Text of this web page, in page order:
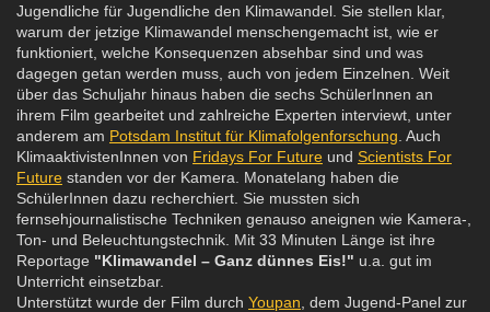
Jugendliche für Jugendliche den Klimawandel. Sie stellen klar,
warum der jetzige Klimawandel menschengemacht ist, wie er
funktioniert, welche Konsequenzen absehbar sind und was
dagegen getan werden muss, auch von jedem Einzelnen. Weit
über das Schuljahr hinaus haben die sechs SchülerInnen an
ihrem Film gearbeitet und zahlreiche Experten interviewt, unter
anderem am Potsdam Institut für Klimafolgenforschung . Auch
KlimaaktivistenInnen von Fridays For Future und Scientists For
Future standen vor der Kamera. Monatelang haben die
SchülerInnen dazu recherchiert. Sie mussten sich
fernsehjournalistische Techniken genauso aneignen wie Kamera-,
Ton- und Beleuchtungstechnik. Mit 33 Minuten Länge ist ihre
Reportage "Klimawandel – Ganz dünnes Eis!" u.a. gut im
Unterricht einsetzbar.
Unterstützt wurde der Film durch Youpan , dem Jugend-Panel zur